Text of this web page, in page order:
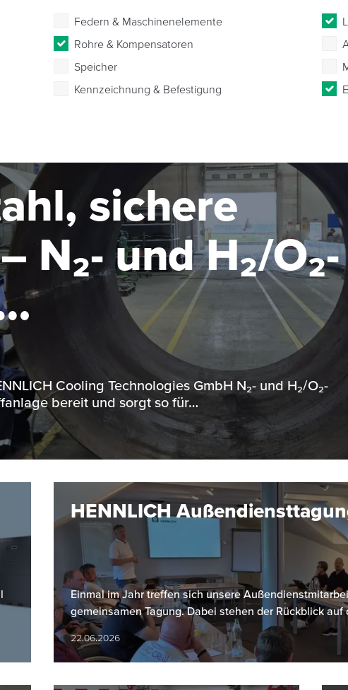
Federn & Maschinenelemente
Rohre & Kompensatoren
Speicher
Kennzeichnung & Befestigung
sichere
N₂- und H₂/O₂-
im MW-
Cooling Technologies GmbH N₂- und H₂/O₂-
bereit und sorgt so für…
HENNLICH
Einmal im Jahr treffen sich unsere
gemeinsamen Tagung. Dabei stehen der Rückblick auf
22.06.2026